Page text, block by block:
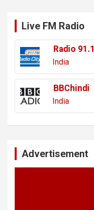
Live FM Radio
Radio 91.1
India
BBChindi
India
Advertisement